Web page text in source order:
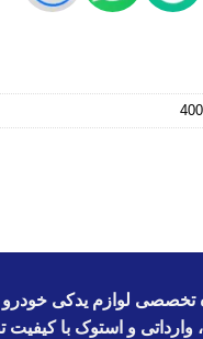
تخصصی لوازم یدکی خودرو
وارداتی و استوک با